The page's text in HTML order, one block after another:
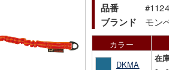
品番
ブランド モン
カラー
DKMA
在